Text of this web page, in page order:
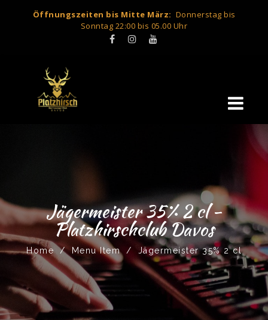
Öffnungszeiten bis Mitte März: Donnerstag bis
Sonntag 22:00 bis 05.00 Uhr
Jägermeister 35% 2 cl -
Platzhirschclub Davos
Home / Menu Item / Jägermeister 35% 2 cl